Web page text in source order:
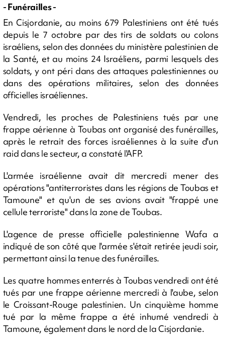
- Funérailles -
En Cisjordanie, au moins 679 Palestiniens ont été tués
depuis le 7 octobre par des tirs de soldats ou colons
israéliens, selon des données du ministère palestinien de
la Santé, et au moins 24 Israéliens, parmi lesquels des
soldats, y ont péri dans des attaques palestiniennes ou
dans des opérations militaires, selon des données
officielles israéliennes.
Vendredi, les proches de Palestiniens tués par une
frappe aérienne à Toubas ont organisé des funérailles,
après le retrait des forces israéliennes à la suite d'un
raid dans le secteur, a constaté l'AFP.
L'armée israélienne avait dit mercredi mener des
opérations "antiterroristes dans les régions de Toubas et
Tamoune" et qu'un de ses avions avait "frappé une
cellule terroriste" dans la zone de Toubas.
L'agence de presse officielle palestinienne Wafa a
indiqué de son côté que l'armée s'était retirée jeudi soir,
permettant ainsi la tenue des funérailles.
Les quatre hommes enterrés à Toubas vendredi ont été
tués par une frappe aérienne mercredi à l'aube, selon
le Croissant-Rouge palestinien. Un cinquième homme
tué par la même frappe a été inhumé vendredi à
Tamoune, également dans le nord de la Cisjordanie.